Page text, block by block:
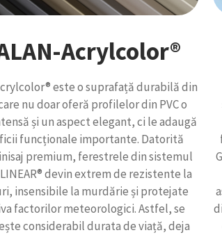
Acrylcolor®
este o suprafață durabilă din
nu doar oferă profilelor din PVC o
și un aspect elegant, ci le adaugă
funcționale importante. Datorită
premium, ferestrele din sistemul
LINEAR® devin extrem de rezistente la
insensibile la murdărie și protejate
factorilor meteorologici. Astfel, se
considerabil durata de viață, deja